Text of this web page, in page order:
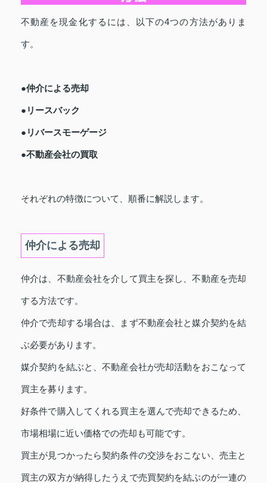
不動産を現金化するには、以下の4つの方法がありま
す。
●仲介による売却
●リースバック
●リバースモーゲージ
●不動産会社の買取
それぞれの特徴について、順番に解説します。
仲介による売却
仲介は、不動産会社を介して買主を探し、不動産を売却
する方法です。
仲介で売却する場合は、まず不動産会社と媒介契約を結
ぶ必要があります。
媒介契約を結ぶと、不動産会社が売却活動をおこなって
買主を募ります。
好条件で購入してくれる買主を選んで売却できるため、
市場相場に近い価格での売却も可能です。
買主が見つかったら契約条件の交渉をおこない、売主と
買主の双方が納得したうえで売買契約を結ぶのが一連の